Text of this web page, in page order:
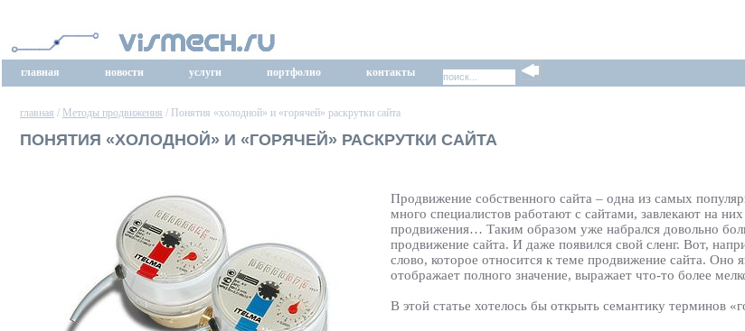
главная новости услуги портфолио контакты
главная / Методы продвижения / Понятия «холодной» и «горячей» раскрутки сайта
ПОНЯТИЯ «ХОЛОДНОЙ» И «ГОРЯЧЕЙ» РАСКРУТКИ САЙТА
Продвижение собственного сайта – одна из самых
много специалистов работают с сайтами, завлекают на
продвижения… Таким образом уже набрался довольно
продвижение сайта. И даже появился свой сленг. Вот,
слово, которое относится к теме продвижение сайта. Оно
отображает полного значение, выражает что-то более
В этой статье хотелось бы открыть семантику терминов